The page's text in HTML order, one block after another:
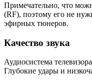
Примечательно, что
(RF), поэтому его не
эфирных тюнеров.
Качество звука
Аудиосистема
Глубокие удары и